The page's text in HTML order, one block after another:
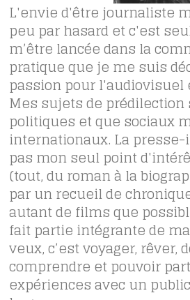
L'envie d'être journaliste
peu par hasard et c'est
m’être lancée dans la
pratique que je me suis
passion pour l'audiovisuel
Mes sujets de
politiques et que sociaux
internationaux. La
pas mon seul point
(tout, du roman à la
par un recueil de
autant de films que
fait partie intégrante de
veux, c’est voyager, rêver,
comprendre et pouvoir
expériences avec un